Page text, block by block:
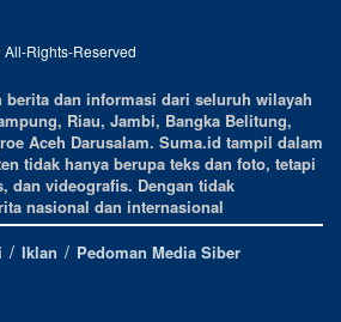
Rights-Reserved
dan informasi dari seluruh wilayah
Riau, Jambi, Bangka Belitung,
Aceh Darusalam. Suma.id tampil dalam
tidak hanya berupa teks dan foto, tetapi
dan videografis. Dengan tidak
nasional dan internasional
Iklan Pedoman Media Siber